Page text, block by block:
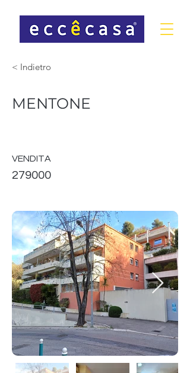
< Indietro
MENTONE
VENDITA
279000